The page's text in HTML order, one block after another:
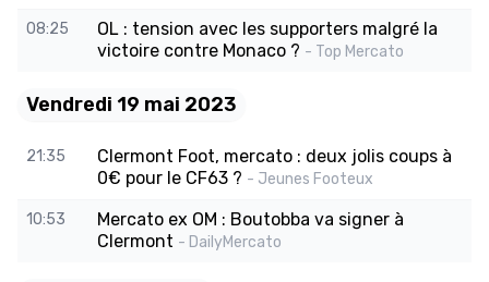
08:25
OL : tension avec les supporters malgré la
victoire contre Monaco ? - Top Mercato
Vendredi 19 mai 2023
21:35
Clermont Foot, mercato : deux jolis coups à
0€ pour le CF63 ? - Jeunes Footeux
10:53
Mercato ex OM : Boutobba va signer à
Clermont - DailyMercato